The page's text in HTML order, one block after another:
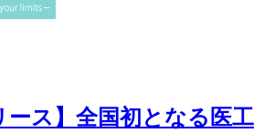
ース】全国初となる医工